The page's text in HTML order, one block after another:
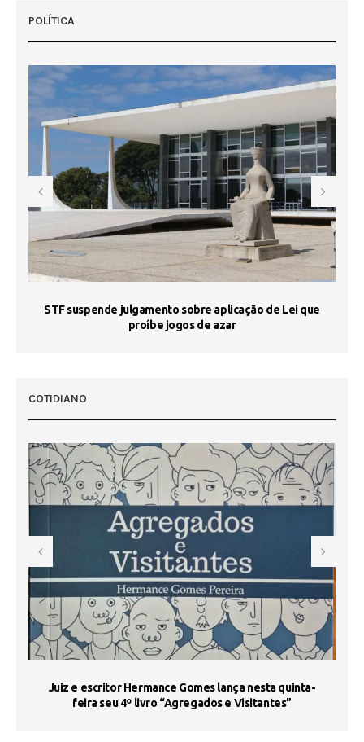
POLÍTICA
STF suspende julgamento sobre aplicação de Lei que
proíbe jogos de azar
COTIDIANO
Juiz e escritor Hermance Gomes lança nesta quinta-
feira seu 4º livro “Agregados e Visitantes”